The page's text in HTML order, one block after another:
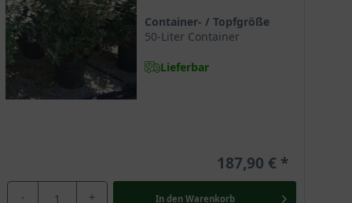
Vor allem im Frühling und bei frisch gepflanzten
bleiben, muss zusätzlich zur Gießkanne
Container- / Topfgröße
50-Liter Container
Lieferbar
187,90 €
- + In den Warenkorb